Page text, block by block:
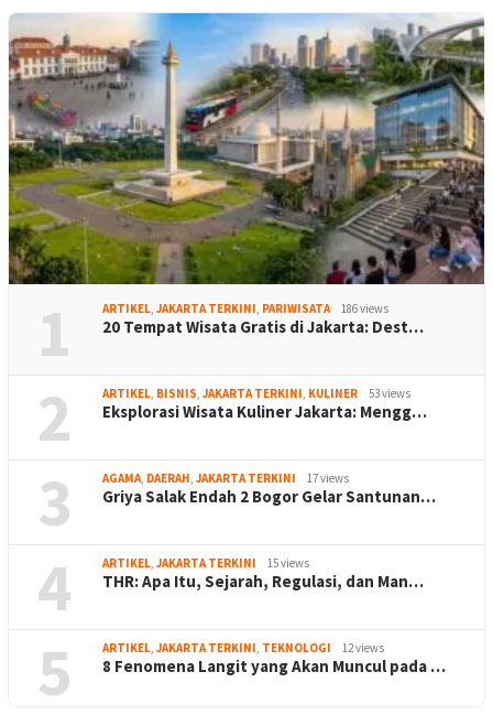
1 ARTIKEL, JAKARTA TERKINI, PARIWISATA 186 views
20 Tempat Wisata Gratis di Jakarta: Dest…
2 ARTIKEL, BISNIS, JAKARTA TERKINI, KULINER 53 views
Eksplorasi Wisata Kuliner Jakarta: Mengg…
3 AGAMA, DAERAH, JAKARTA TERKINI 17 views
Griya Salak Endah 2 Bogor Gelar Santunan…
4 ARTIKEL, JAKARTA TERKINI 15 views
THR: Apa Itu, Sejarah, Regulasi, dan Man…
5 ARTIKEL, JAKARTA TERKINI, TEKNOLOGI 12 views
8 Fenomena Langit yang Akan Muncul pada …